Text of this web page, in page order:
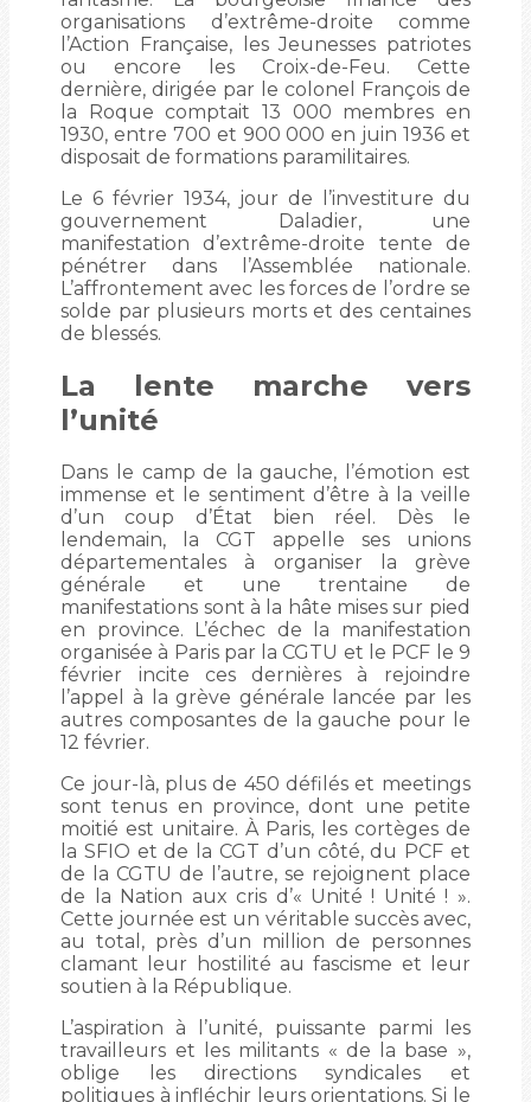
organisations d’extrême-droite comme
l’Action Française, les Jeunesses patriotes
ou encore les Croix-de-Feu. Cette
dernière, dirigée par le colonel François de
la Roque comptait 13 000 membres en
1930, entre 700 et 900 000 en juin 1936 et
disposait de formations paramilitaires.
Le 6 février 1934, jour de l’investiture du
gouvernement Daladier, une
manifestation d’extrême-droite tente de
pénétrer dans l’Assemblée nationale.
L’affrontement avec les forces de l’ordre se
solde par plusieurs morts et des centaines
de blessés.
La lente marche vers
l’unité
Dans le camp de la gauche, l’émotion est
immense et le sentiment d’être à la veille
d’un coup d’État bien réel. Dès le
lendemain, la CGT appelle ses unions
départementales à organiser la grève
générale et une trentaine de
manifestations sont à la hâte mises sur pied
en province. L’échec de la manifestation
organisée à Paris par la CGTU et le PCF le 9
février incite ces dernières à rejoindre
l’appel à la grève générale lancée par les
autres composantes de la gauche pour le
12 février.
Ce jour-là, plus de 450 défilés et meetings
sont tenus en province, dont une petite
moitié est unitaire. À Paris, les cortèges de
la SFIO et de la CGT d’un côté, du PCF et
de la CGTU de l’autre, se rejoignent place
de la Nation aux cris d’« Unité ! Unité ! ».
Cette journée est un véritable succès avec,
au total, près d’un million de personnes
clamant leur hostilité au fascisme et leur
soutien à la République.
L’aspiration à l’unité, puissante parmi les
travailleurs et les militants « de la base »,
oblige les directions syndicales et
politiques à infléchir leurs orientations. Si le